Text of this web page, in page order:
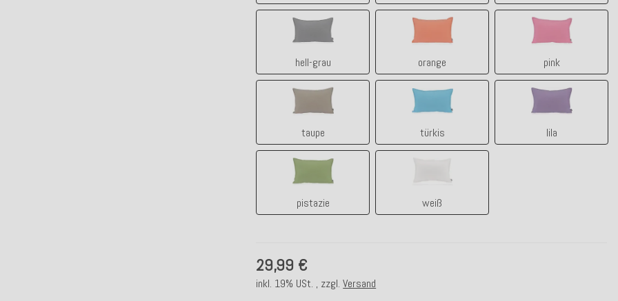
hell-grau
hell-grau
orange
orange
pink
pink
taupe
taupe
türkis
türkis
lila
lila
pistazie
pistazie
weiß
29,99 €
inkl. 19% USt. , zzgl.Versand